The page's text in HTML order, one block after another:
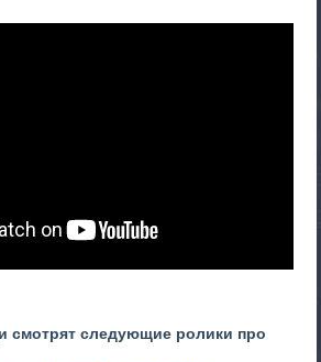
смотрят следующие ролики про